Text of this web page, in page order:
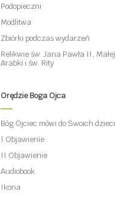
Podopieczni
Modlitwa
Zbiórki podczas wydarzeń
Relikwie św. Jana Pawła II, Małej
Arabki i św. Rity
Orędzie Boga Ojca
Bóg Ojciec mówi do Swoich dzieci
I Objawienie
II Objawienie
Audiobook
Ikona